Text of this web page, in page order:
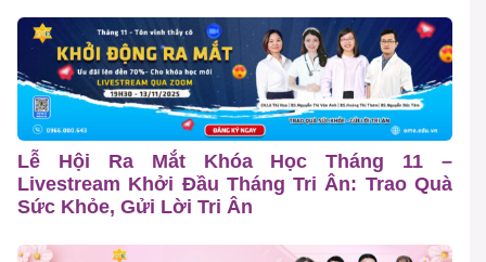
Lễ Hội Ra Mắt Khóa Học Tháng 11 –
Livestream Khởi Đầu Tháng Tri Ân: Trao Quà
Sức Khỏe, Gửi Lời Tri Ân